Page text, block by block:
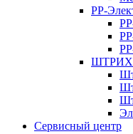
РР-
Сервисный центр